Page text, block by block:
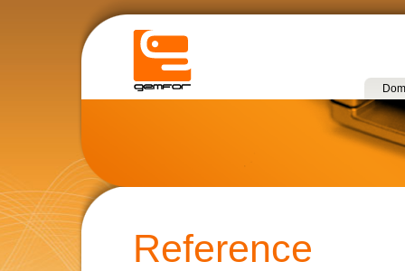
Reference